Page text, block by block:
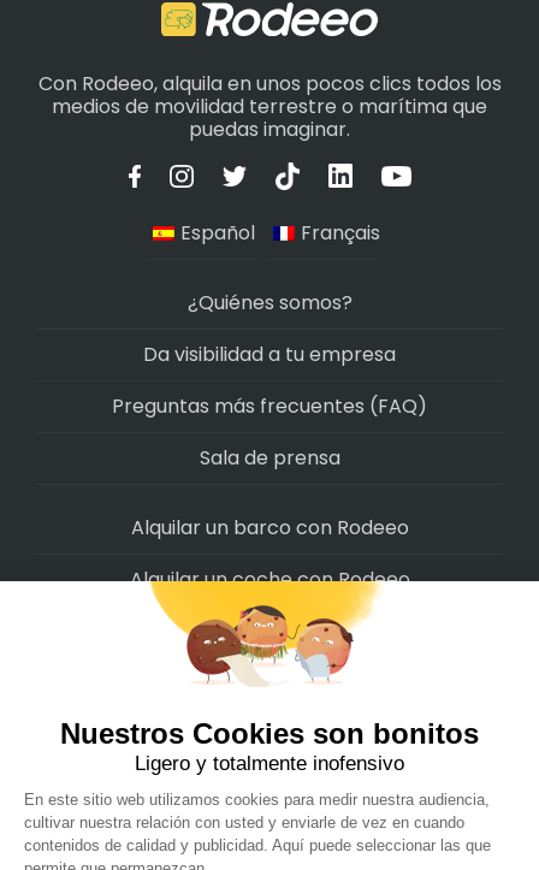
Con Rodeeo, alquila en unos pocos clics todos los
medios de movilidad terrestre o marítima que
puedas imaginar.
Español Français
¿Quiénes somos?
Da visibilidad a tu empresa
Preguntas más frecuentes (FAQ)
Sala de prensa
Alquilar un barco con Rodeeo
Alquilar un coche con Rodeeo
Alquilar una moto con Rodeeo
Alquilar una scooter con Rodeeo
Alquilar una bicicleta con Rodeeo
Alquilar una autocaravana con Rodeeo